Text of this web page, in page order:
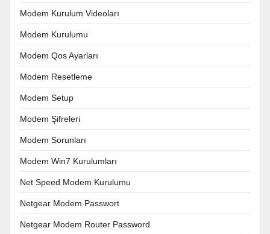
Modem Kurulum Videoları
Modem Kurulumu
Modem Qos Ayarları
Modem Resetleme
Modem Setup
Modem Şifreleri
Modem Sorunları
Modem Win7 Kurulumları
Net Speed Modem Kurulumu
Netgear Modem Passwort
Netgear Modem Router Password